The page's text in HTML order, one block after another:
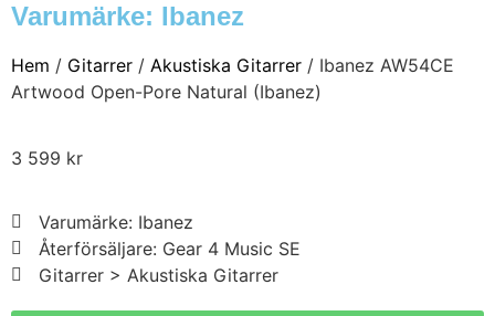
Varumärke: Ibanez
Hem / Gitarrer / Akustiska Gitarrer / Ibanez AW54CE
Artwood Open-Pore Natural (Ibanez)
3 599 kr
Varumärke: Ibanez
Återförsäljare: Gear 4 Music SE
Gitarrer > Akustiska Gitarrer